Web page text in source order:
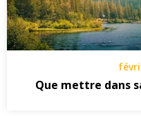
Que mettre dans